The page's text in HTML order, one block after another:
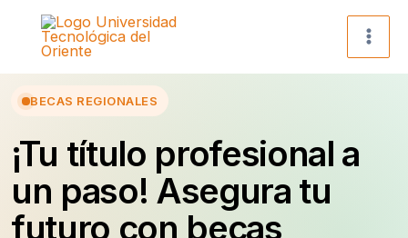
contenido
BECAS REGIONALES
¡Tu título profesional a
un paso! Asegura tu
futuro con becas